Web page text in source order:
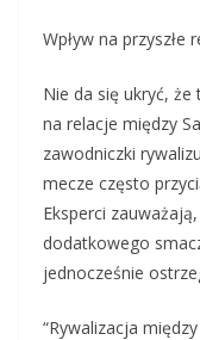
Wpływ na przyszłe
Nie da się ukryć,
na relacje między
zawodniczki
mecze często
Eksperci
dodatkowego
jednocześnie
“Rywalizacja